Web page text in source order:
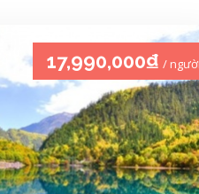
17,990,000₫ /